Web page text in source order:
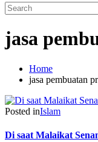
jasa
Home
jasa pembuatan
Posted inIslam
Di saat Malaikat